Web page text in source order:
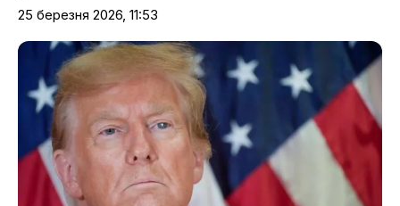
25 березня 2026, 11:53